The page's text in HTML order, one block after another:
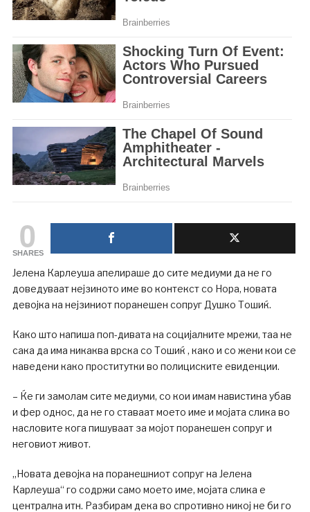
0
SHARES
Јелена Карлеуша апелираше до сите медиуми да не го
доведуваат нејзиното име во контекст со Нора, новата
девојка на нејзиниот поранешен сопруг Душко Тошиќ.
Како што напиша поп-дивата на социјалните мрежи, таа не
сака да има никаква врска со Тошиќ , како и со жени кои се
наведени како проститутки во полициските евиденции.
– Ќе ги замолам сите медиуми, со кои имам навистина убав
и фер однос, да не го ставаат моето име и мојата слика во
насловите кога пишуваат за мојот поранешен сопруг и
неговиот живот.
„Новата девојка на поранешниот сопруг на Јелена
Карлеуша“ го содржи само моето име, мојата слика е
централна итн. Разбирам дека во спротивно никој не би го